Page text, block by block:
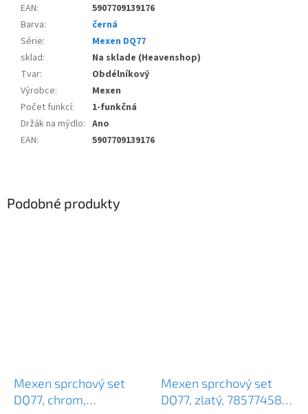
EAN:
5907709139176
Barva:
černá
Série:
Mexen DQ77
sklad:
Na sklade (Heavenshop)
Tvar:
Obdélníkový
Výrobce:
Mexen
Počet funkcí:
1-funkčná
Držák na mýdlo: Ano
EAN: 5907709139176
Podobné produkty
Mexen sprchový set
DQ77, chrom,
Mexen sprchový set
DQ77, zlatý, 785774581-